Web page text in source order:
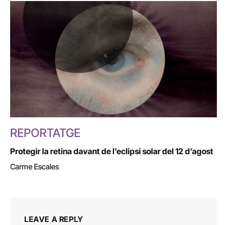
REPORTATGE
Protegir la retina davant de l’eclipsi solar del 12 d’agost
Carme Escales
LEAVE A REPLY